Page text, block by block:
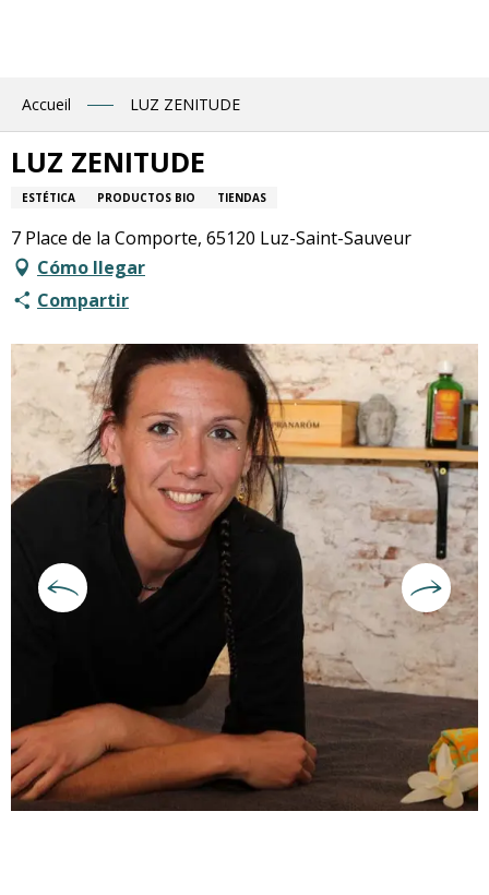
Accueil LUZ ZENITUDE
LUZ ZENITUDE
ESTÉTICA PRODUCTOS BIO TIENDAS
7 Place de la Comporte, 65120 Luz-Saint-Sauveur
Cómo llegar
Compartir